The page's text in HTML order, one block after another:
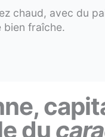
chaud, avec du
bien fraîche.
du